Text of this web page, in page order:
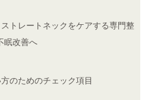
トレートネックをケアする専門整
眠改善へ
のためのチェック項目